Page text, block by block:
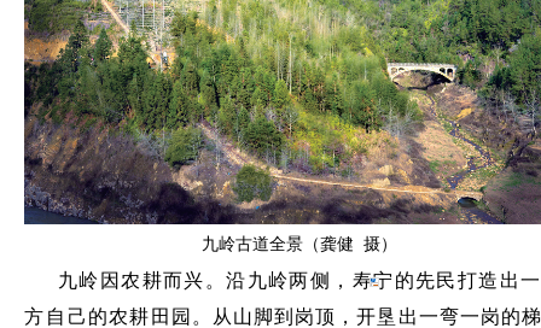
九岭古道全景（龚健 摄）
九岭因农耕而兴。沿九岭两侧，寿宁的先民打造出一
方自 己的农耕田园。从山脚到岗顶，开垦出一弯一岗的梯